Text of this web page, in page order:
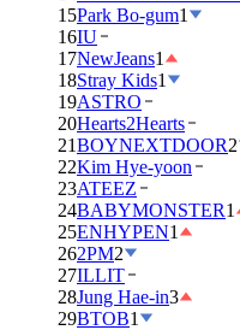
15Park Bo-gum1
16IU
17NewJeans1
18Stray Kids1
19ASTRO
20Hearts2Hearts
21BOYNEXTDOOR2
22Kim Hye-yoon
23ATEEZ
24BABYMONSTER1
25ENHYPEN1
262PM2
27ILLIT
28Jung Hae-in3
29BTOB1